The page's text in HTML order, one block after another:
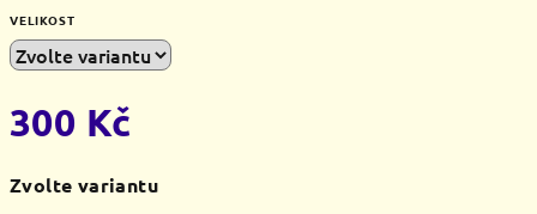
VELIKOST
300 Kč
cena:
Zvolte variantu